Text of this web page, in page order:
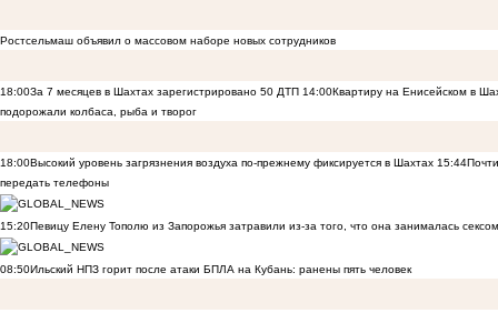
Ростсельмаш объявил о массовом наборе новых сотрудников
18:00За 7 месяцев в Шахтах зарегистрировано 50 ДТП 14:00Квартиру на Енисейском в
подорожали колбаса, рыба и творог
18:00Высокий уровень загрязнения воздуха по-прежнему фиксируется в Шахтах 15:44
передать телефоны
15:20Певицу Елену Тополю из Запорожья затравили из-за того, что она занималась
08:50Ильский НПЗ горит после атаки БПЛА на Кубань: ранены пять человек